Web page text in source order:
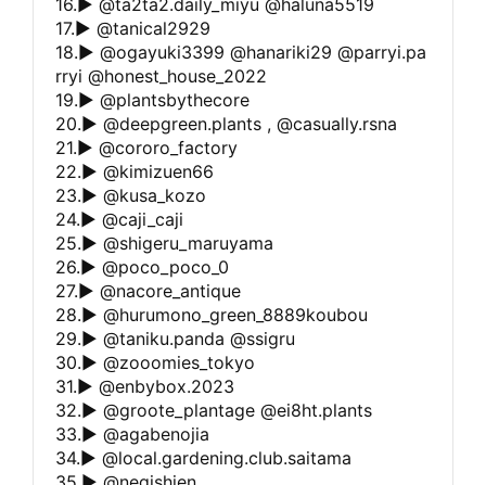
17.▶︎ @tanical2929
18.▶︎ @ogayuki3399 @hanariki29 @parryi.pa
rryi @honest_house_2022
19.▶︎ @plantsbythecore
20.▶︎ @deepgreen.plants , @casually.rsna
21.▶︎ @cororo_factory
22.▶︎ @kimizuen66
23.▶︎ @kusa_kozo
24.▶︎ @caji_caji
25.▶︎ @shigeru_maruyama
26.▶︎ @poco_poco_0
27.▶︎ @nacore_antique
28.▶︎ @hurumono_green_8889koubou
29.▶︎ @taniku.panda @ssigru
30.▶︎ @zooomies_tokyo
31.▶︎ @enbybox.2023
32.▶︎ @groote_plantage @ei8ht.plants
33.▶︎ @agabenojia
34.▶︎ @local.gardening.club.saitama